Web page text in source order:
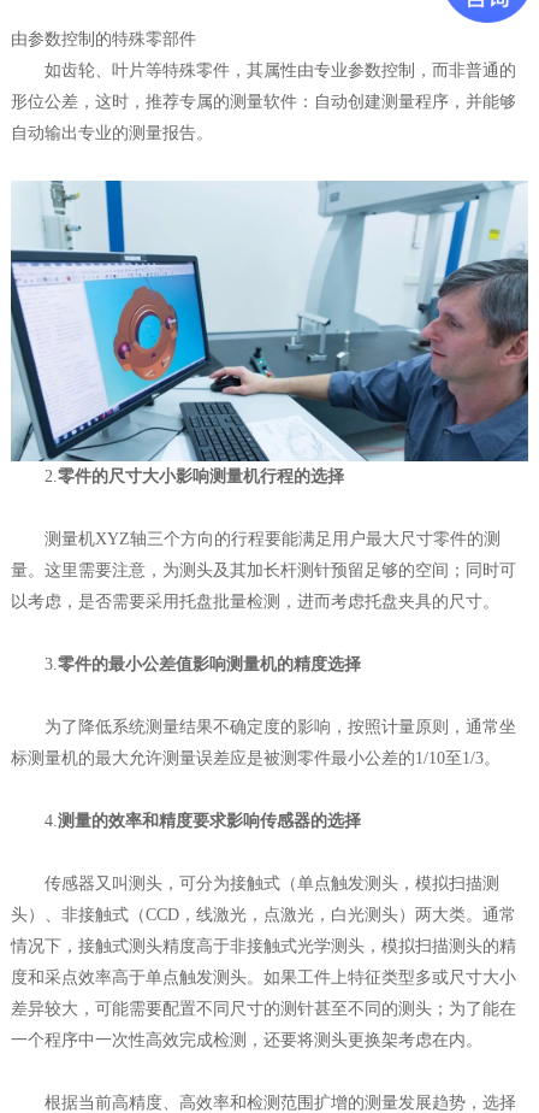
由参数控制的特殊零部件
如齿轮、叶片等特殊零件，其属性由专业参数控制，而非普通的
形位公差，这时，推荐专属的测量软件：自动创建测量程序，并能够
自动输出专业的测量报告。
2. 零件的尺寸大小影响测量机行程的选择
测量机XYZ轴三个方向的行程要能满足用户最大尺寸零件的测
量。这里需要注意，为测头及其加长杆测针预留足够的空间；同时可
以考虑，是否需要采用托盘批量检测，进而考虑托盘夹具的尺寸。
3. 零件的最小公差值影响测量机的精度选择
为了降低系统测量结果不确定度的影响，按照计量原则，通常坐
标测量机的最大允许测量误差应是被测零件最小公差的1/10至1/3。
4. 测量的效率和精度要求影响传感器的选择
传感器又叫测头，可分为接触式（单点触发测头，模拟扫描测
头）、非接触式（CCD，线激光，点激光，白光测头）两大类。通常
情况下，接触式测头精度高于非接触式光学测头，模拟扫描测头的精
度和采点效率高于单点触发测头。如果工件上特征类型多或尺寸大小
差异较大，可能需要配置不同尺寸的测针甚至不同的测头；为了能在
一个程序中一次性高效完成检测，还要将测头更换架考虑在内。
根据当前高精度、高效率和检测范围扩增的测量发展趋势，选择